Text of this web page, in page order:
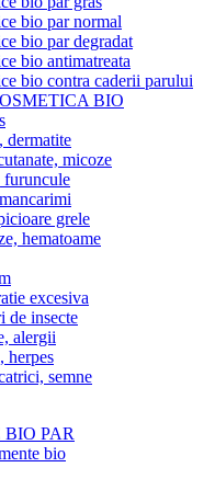
bio par normal
bio par degradat
bio antimatreata
bio contra caderii parului
BIO
dermatite
micoze
furuncule
grele
hematoame
excesiva
de insecte
alergii
herpes
semne
BIO PAR
bio